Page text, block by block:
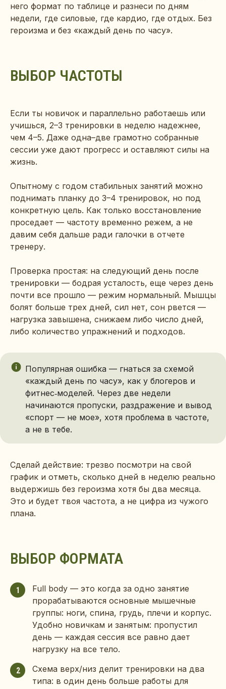
него формат по таблице и разнеси по дням
недели, где силовые, где кардио, где отдых. Без
героизма и без «каждый день по часу».
ВЫБОР ЧАСТОТЫ
Если ты новичок и параллельно работаешь или
учишься, 2–3 тренировки в неделю надежнее,
чем 4–5. Даже одна–две грамотно собранные
сессии уже дают прогресс и оставляют силы на
жизнь.
Опытному с годом стабильных занятий можно
поднимать планку до 3–4 тренировок, но под
конкретную цель. Как только восстановление
проседает — частоту временно режем, а не
давим себя дальше ради галочки в отчете
тренеру.
Проверка простая: на следующий день после
тренировки — бодрая усталость, еще через день
почти все прошло — режим нормальный. Мышцы
болят больше трех дней, сил нет, сон рвется —
нагрузка завышена, снижаем либо число дней,
либо количество упражнений и подходов.
Популярная ошибка — гнаться за схемой
«каждый день по часу», как у блогеров и
фитнес‑моделей. Через две недели
начинаются пропуски, раздражение и вывод
«спорт — не мое», хотя проблема в частоте,
а не в тебе.
Сделай действие: трезво посмотри на свой
график и отметь, сколько дней в неделю реально
выдержишь без героизма хотя бы два месяца.
Это и будет твоя частота, а не цифра из чужого
плана.
ВЫБОР ФОРМАТА
1
Full body — это когда за одно занятие
прорабатываются основные мышечные
группы: ноги, спина, грудь, плечи и корпус.
Удобно новичкам и занятым: пропустил
день — каждая сессия все равно дает
нагрузку на все тело.
2
Схема верх/низ делит тренировки на два
типа: в один день больше работы для